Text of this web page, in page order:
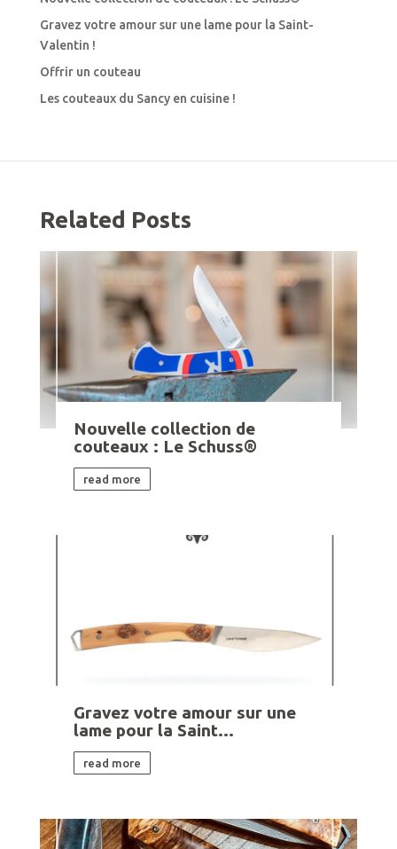
Gravez votre amour sur une lame pour la Saint-
Valentin !
Offrir un couteau
Les couteaux du Sancy en cuisine !
Related Posts
Nouvelle collection de
couteaux : Le Schuss®
read more
Gravez votre amour sur une
lame pour la Saint...
read more